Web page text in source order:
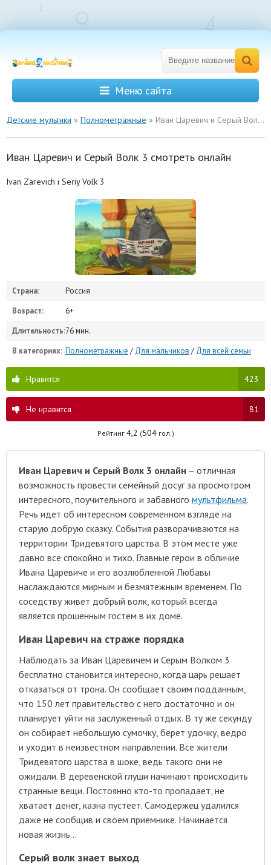
Меню сайта
Детские мультики » Полнометражные » Иван Царевич и Серый Волк 3
Иван Царевич и Серый Волк 3 смотреть онлайн
Ivan Zarevich i Seriy Volk 3
Страна:
Россия
Возраст:
6+
Длительность:76 мин.
В категориях: Полнометражные / Для мальчиков / Для всей семьи
Нравится 423
Не нравится 81
Рейтинг 4,2 (504гол.)
Иван Царевич и Серый Волк 3 онлайн – отличная
возможность провести семейный досуг за просмотром
интересного, поучительного и забавного мультфильма.
Речь идет об интересном современном взгляде на
старую добрую сказку. События разворачиваются на
территории Тридевятого царства. В этом месте уже
давно все спокойно и тихо. Главные герои в обличие
Ивана Царевиче и его возлюбленной Любавы
наслаждаются мирным и безмятежным временем. По
соседству живет добрый волк, который всегда
является прошенным гостем в их доме.
Иван Царевич на страже порядка
Наблюдать за Иван Царевичем и Серым Волком 3
бесплатно становится интересно, когда царь решает
отказаться от трона. Он сообщает своим подданным,
что 150 лет правительство с него достаточно и он
планирует уйти на заслуженный отдых. В ту же секунду
он собирает небольшую сумочку, берет удочку, ведро
и уходит в неизвестном направлении. Все жители
Тридевятого царства в шоке, ведь такого они не
ожидали. В деревенской глуши начинают происходить
странные вещи. Постоянно кто-то пропадает, не
хватает денег, казна пустеет. Самодержец удалился
даже не сообщив и своем приемнике. Начинается
новая жизнь…
Серый волк знает выход